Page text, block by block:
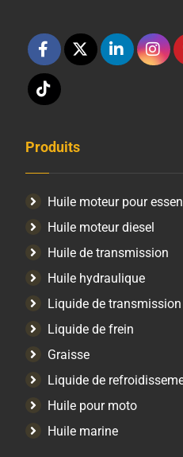
Produits
Huile moteur pour
Huile moteur diesel
Huile de transmission
Huile hydraulique
Liquide de
Liquide de frein
Graisse
Liquide de
Huile pour moto
Huile marine